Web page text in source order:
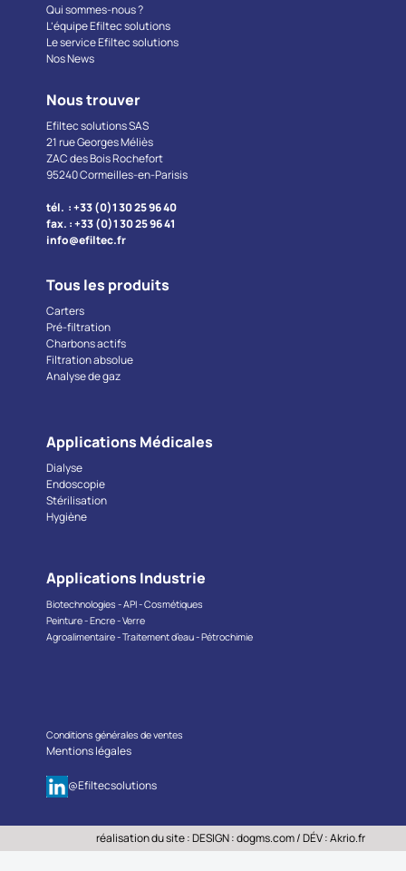
Qui sommes-nous ?
L’équipe Efiltec solutions
Le service Efiltec solutions
Nos News
Nous trouver
Efiltec solutions SAS
21 rue Georges Méliès
ZAC des Bois Rochefort
95240 Cormeilles-en-Parisis
tél. : +33 (0)1 30 25 96 40
fax. : +33 (0)1 30 25 96 41
info@efiltec.fr
Tous les produits
Carters
Pré-filtration
Charbons actifs
Filtration absolue
Analyse de gaz
Applications Médicales
Dialyse
Endoscopie
Stérilisation
Hygiène
Applications Industrie
Biotechnologies - API - Cosmétiques
Peinture - Encre - Verre
Agroalimentaire - Traitement d’eau - Pétrochimie
Conditions générales de ventes
Mentions légales
@Efiltecsolutions
réalisation du site : DESIGN :dogms.com/ DÉV :Akrio.fr